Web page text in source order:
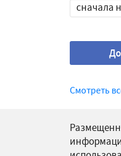
сначала
Смотреть